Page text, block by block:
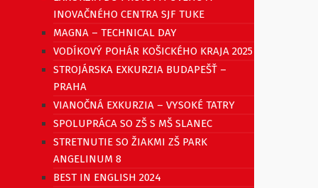
INOVAČNÉHO CENTRA SJF TUKE
MAGNA – TECHNICAL DAY
VODÍKOVÝ POHÁR KOŠICKÉHO KRAJA 2025
STROJÁRSKA EXKURZIA BUDAPEŠŤ –
PRAHA
VIANOČNÁ EXKURZIA – VYSOKÉ TATRY
SPOLUPRÁCA SO ZŠ S MŠ SLANEC
STRETNUTIE SO ŽIAKMI ZŠ PARK
ANGELINUM 8
BEST IN ENGLISH 2024